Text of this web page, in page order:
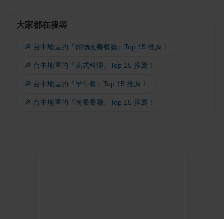
大家都在搜尋
🔎 台中地區的『寵物友善餐廳』Top 15 推薦！
🔎 台中地區的『美式料理』Top 15 推薦！
🔎 台中地區的『早午餐』Top 15 推薦！
🔎 台中地區的『晚餐餐廳』Top 15 推薦！